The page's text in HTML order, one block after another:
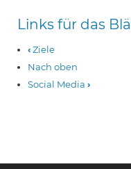
Links für das
‹Ziele
Nach oben
Social Media ›